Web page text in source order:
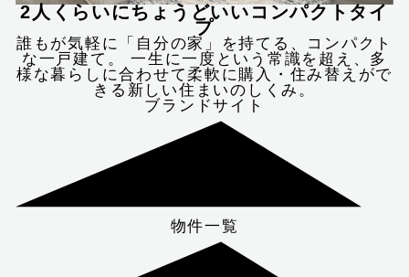
2人くらいにちょうどいいコンパクトタイ
プ
誰もが気軽に「自分の家」を持てる、コンパクト
な一戸建て。 一生に一度という常識を超え、多
様な暮らしに合わせて柔軟に購入・住み替えがで
きる新しい住まいのしくみ。
ブランドサイト
物件一覧